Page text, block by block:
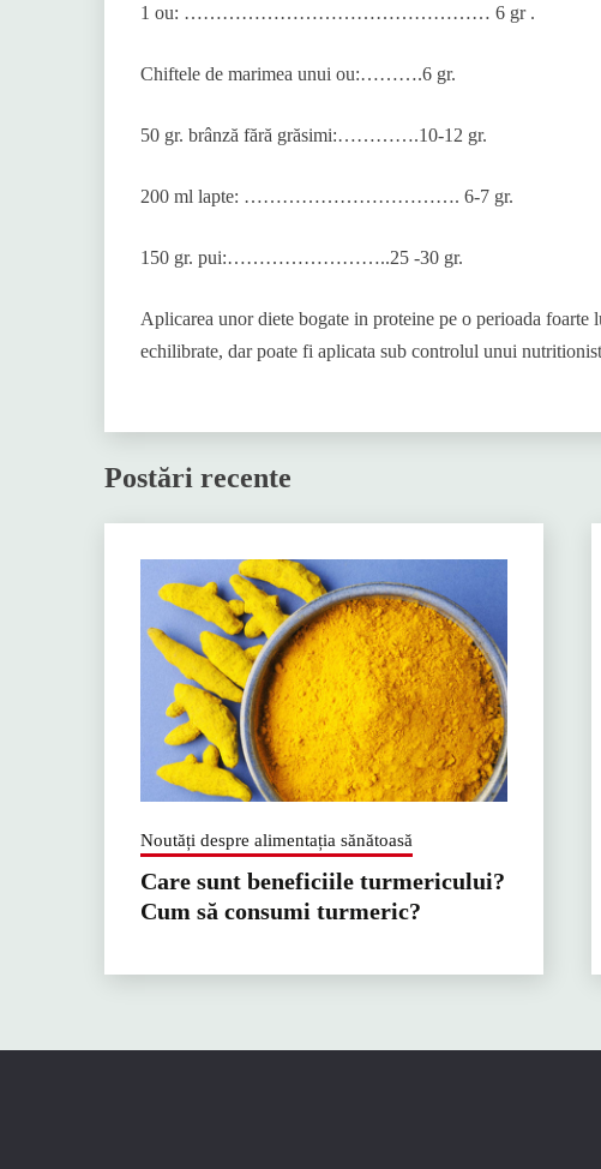
1 ou: ………………………………………… 6 gr .
Chiftele de marimea unui ou:……….6 gr.
50 gr. brânză fără grăsimi:………….10-12 gr.
200 ml lapte: ……………………………. 6-7 gr.
150 gr. pui:……………………..25 -30 gr.
Aplicarea unor diete bogate in proteine ​​pe o perioada
echilibrate, dar poate fi aplicata sub controlul unui
Postări recente
Noutăți despre alimentația sănătoasă
Care sunt beneficiile turmericului?
Cum să consumi turmeric?